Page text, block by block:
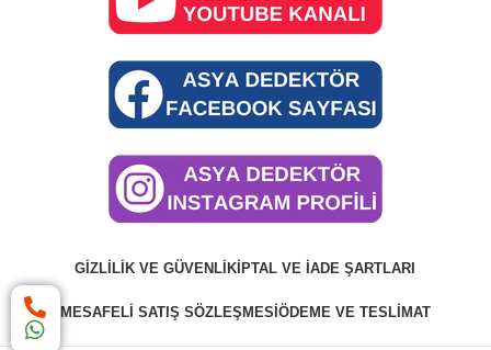
GIZLILIK VE GÜVENLIK İPTAL VE İADE ŞARTLARI
MESAFELI SATIŞ SÖZLEŞMESI ÖDEME VE TESLIMAT